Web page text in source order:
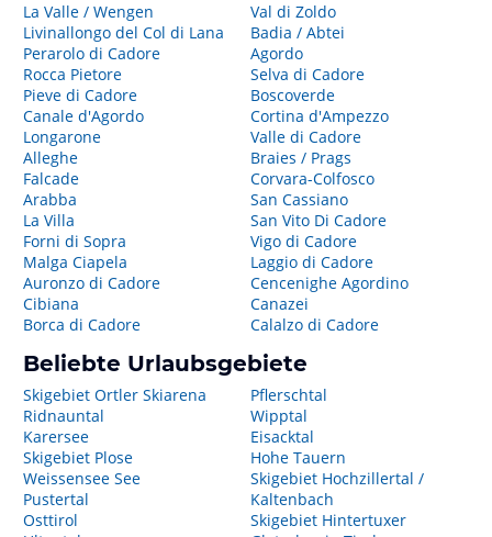
La Valle / Wengen
Livinallongo del Col di Lana
Perarolo di Cadore
Rocca Pietore
Pieve di Cadore
Canale d'Agordo
Longarone
Alleghe
Falcade
Arabba
La Villa
Forni di Sopra
Malga Ciapela
Auronzo di Cadore
Cibiana
Borca di Cadore
Val di Zoldo
Badia / Abtei
Agordo
Selva di Cadore
Boscoverde
Cortina d'Ampezzo
Valle di Cadore
Braies / Prags
Corvara-Colfosco
San Cassiano
San Vito Di Cadore
Vigo di Cadore
Laggio di Cadore
Cencenighe Agordino
Canazei
Calalzo di Cadore
Beliebte Urlaubsgebiete
Skigebiet Ortler Skiarena
Ridnauntal
Karersee
Skigebiet Plose
Weissensee See
Pustertal
Osttirol
Pflerschtal
Wipptal
Eisacktal
Hohe Tauern
Skigebiet Hochzillertal /
Kaltenbach
Skigebiet Hintertuxer